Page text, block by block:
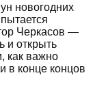
новогодних
Черкасов —
и открыть
как важно
в конце концов